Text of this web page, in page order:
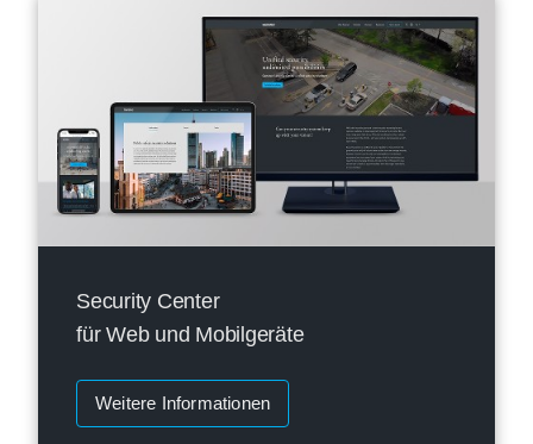
Security Center
für Web und Mobilgeräte
Weitere Informationen